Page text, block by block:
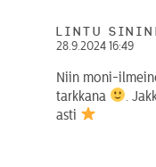
Lintu
28.9.2024 16:49
Niin moni-
tarkkana
.
asti